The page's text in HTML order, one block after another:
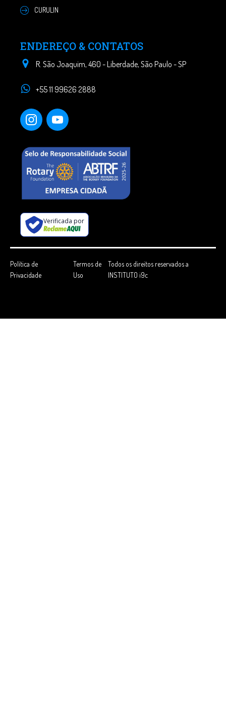
CURULIN
ENDEREÇO & CONTATOS
R. São Joaquim, 460 - Liberdade, São Paulo - SP
+55 11 99626 2888
Verificada por
Política de
Privacidade
Termos de
Uso
Todos os direitos reservados a
INSTITUTO i9c